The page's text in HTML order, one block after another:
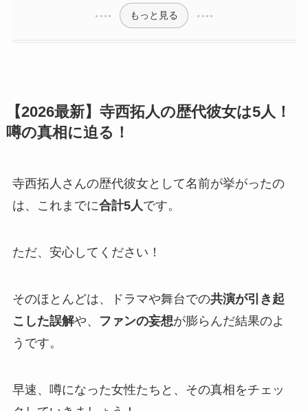
もっと見る
【2026最新】寺西拓人の歴代彼女は5人！
噂の真相に迫る！
寺西拓人さんの歴代彼女として名前が挙がったの
は、これまでに合計5人です。
ただ、安心してください！
そのほとんどは、ドラマや舞台での共演が引き起
こした誤解や、 ファンの妄想が膨らんだ結果のよ
うです。
早速、噂になった女性たちと、その真相をチェッ